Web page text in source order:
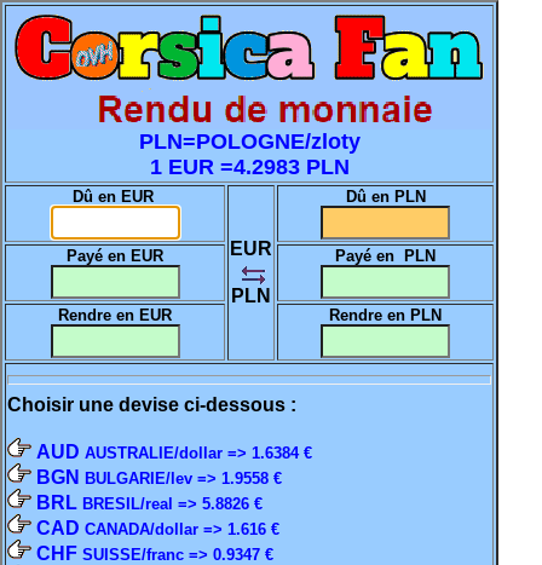
PLN=POLOGNE/zloty
1 EUR =4.2983 PLN
Dû en EUR
EUR
PLN
Dû en PLN
Payé en EUR Payé en PLN
Rendre en EUR Rendre en PLN
Choisir une devise ci-dessous :
AUD AUSTRALIE/dollar => 1.6384 €
BGN BULGARIE/lev => 1.9558 €
BRL BRESIL/real => 5.8826 €
CAD CANADA/dollar => 1.616 €
CHF SUISSE/franc => 0.9347 €